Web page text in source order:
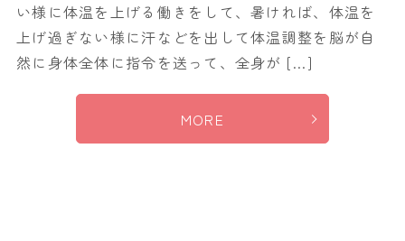
い様に体温を上げる働きをして、暑ければ、体温を
上げ過ぎない様に汗などを出して体温調整を脳が自
然に身体全体に指令を送って、全身が […]
MORE